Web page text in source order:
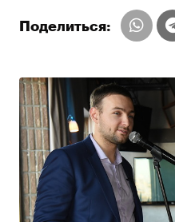
Поделиться: